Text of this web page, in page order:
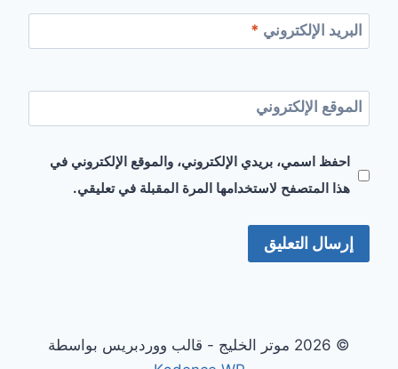
البريد الإلكتروني *
الموقع الإلكتروني
احفظ اسمي، بريدي الإلكتروني، والموقع الإلكتروني في
هذا المتصفح لاستخدامها المرة المقبلة في تعليقي.
© 2026 موتر الخليج - قالب ووردبريس بواسطة